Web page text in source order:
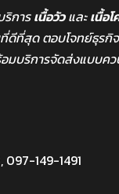
การเนื้อวัวและเนื้อ
ที่สุด ตอบโจทย์ธุรกิ
บริการจัดส่งแบบค
149-1491